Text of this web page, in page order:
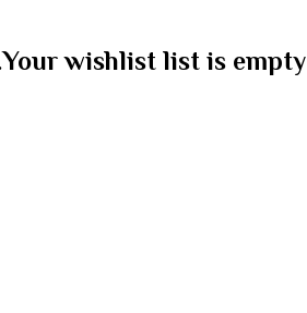
Your wishlist list is empty.